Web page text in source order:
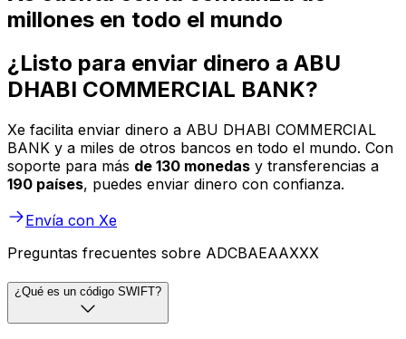
millones en todo el mundo
¿Listo para enviar dinero a ABU
DHABI COMMERCIAL BANK?
Xe facilita enviar dinero a ABU DHABI COMMERCIAL
BANK y a miles de otros bancos en todo el mundo. Con
soporte para más de 130 monedas y transferencias a
190 países, puedes enviar dinero con confianza.
Envía con Xe
Preguntas frecuentes sobre ADCBAEAAXXX
¿Qué es un código SWIFT?